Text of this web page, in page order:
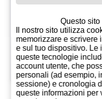
Origine
Dal
Questo
Il nostro sito utilizza
memorizzare e scrivere
e sul tuo dispositivo. Le
queste tecnologie
account utente, che
personali (ad esempio,
sessione) e cronologia
queste informazioni per